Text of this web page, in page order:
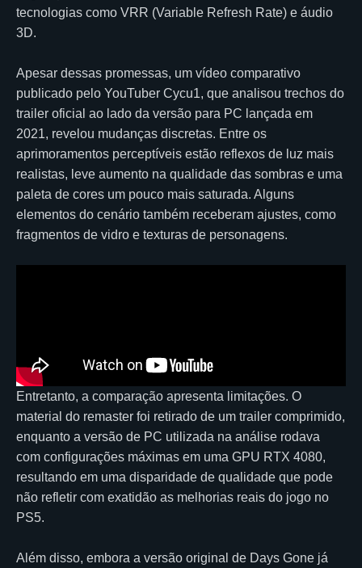
tecnologias como VRR (Variable Refresh Rate) e áudio
3D.
Apesar dessas promessas, um vídeo comparativo
publicado pelo YouTuber Cycu1, que analisou trechos do
trailer oficial ao lado da versão para PC lançada em
2021, revelou mudanças discretas. Entre os
aprimoramentos perceptíveis estão reflexos de luz mais
realistas, leve aumento na qualidade das sombras e uma
paleta de cores um pouco mais saturada. Alguns
elementos do cenário também receberam ajustes, como
fragmentos de vidro e texturas de personagens.
Entretanto, a comparação apresenta limitações. O
material do remaster foi retirado de um trailer comprimido,
enquanto a versão de PC utilizada na análise rodava
com configurações máximas em uma GPU RTX 4080,
resultando em uma disparidade de qualidade que pode
não refletir com exatidão as melhorias reais do jogo no
PS5.
Além disso, embora a versão original de Days Gone já